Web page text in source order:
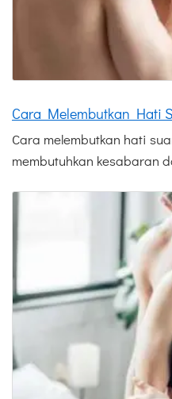
Cara Melembutkan Hati
Cara melembutkan hati
membutuhkan kesabaran